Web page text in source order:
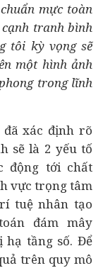
mực toàn
cạnh tranh bình
tôi kỳ vọng sẽ
một hình ảnh
trong lĩnh
đã xác định rõ
sẽ là 2 yếu tố
động tới chất
vực trọng tâm
tuệ nhân tạo
đám mây
hạ tầng số. Để
trên quy mô